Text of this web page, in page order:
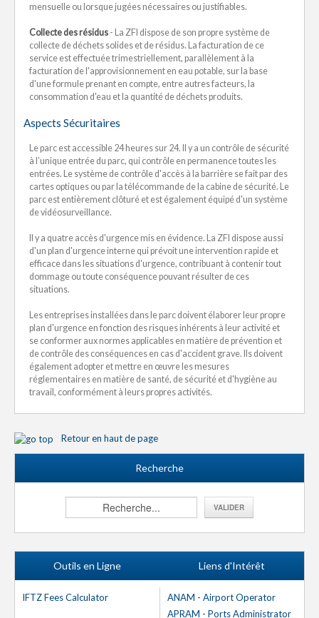
mensuelle ou lorsque jugées nécessaires ou justifiables.
Collecte des résidus - La ZFI dispose de son propre système de
collecte de déchets solides et de résidus. La facturation de ce
service est effectuée trimestriellement, parallèlement à la
facturation de l'approvisionnement en eau potable, sur la base
d'une formule prenant en compte, entre autres facteurs, la
consommation d'eau et la quantité de déchets produits.
Aspects Sécuritaires
Le parc est accessible 24 heures sur 24. Il y a un contrôle de sécurité
à l’unique entrée du parc, qui contrôle en permanence toutes les
entrées. Le système de contrôle d'accès à la barrière se fait par des
cartes optiques ou par la télécommande de la cabine de sécurité. Le
parc est entièrement clôturé et est également équipé d'un système
de vidéosurveillance.
Il y a quatre accès d'urgence mis en évidence. La ZFI dispose aussi
d'un plan d'urgence interne qui prévoit une intervention rapide et
efficace dans les situations d'urgence, contribuant à contenir tout
dommage ou toute conséquence pouvant résulter de ces
situations.
Les entreprises installées dans le parc doivent élaborer leur propre
plan d'urgence en fonction des risques inhérents à leur activité et
se conformer aux normes applicables en matière de prévention et
de contrôle des conséquences en cas d'accident grave. Ils doivent
également adopter et mettre en œuvre les mesures
réglementaires en matière de santé, de sécurité et d'hygiène au
travail, conformément à leurs propres activités.
Retour en haut de page
Recherche
Outils en Ligne Liens d'Intérêt
IFTZ Fees Calculator
ANAM - Airport Operator
APRAM - Ports Administrator